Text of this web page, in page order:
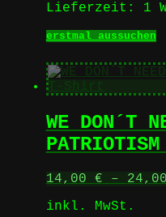
Lieferzeit: 1
erstmal aussuchen
WE DON´T
14,00 € –
inkl. MwSt.